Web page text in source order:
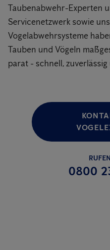
Taubenabwehr-Experten
Servicenetzwerk sowie
Vogelabwehrsysteme
Tauben und Vögeln
parat - schnell,
0800